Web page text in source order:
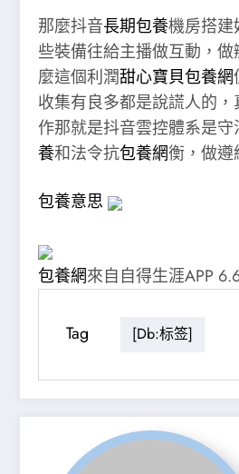
那麼抖音長期包養機房搭建
些裝備往給主播做互動，
麼這個利潤甜心寶貝包養網
收集有良多都是說謊人的
作那就是抖音雲控體系是
養和法令抗包養網衡，做遵
包養意思
包養網來自自得生涯APP
Tag [db:标签]